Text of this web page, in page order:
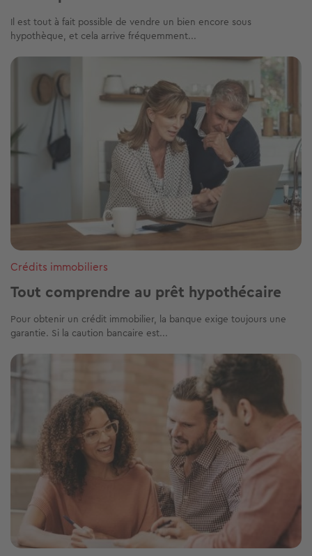
Il est tout à fait possible de vendre un bien encore sous
hypothèque, et cela arrive fréquemment...
Image
Crédits immobiliers
Tout comprendre au prêt hypothécaire
Pour obtenir un crédit immobilier, la banque exige toujours une
garantie. Si la caution bancaire est...
Image